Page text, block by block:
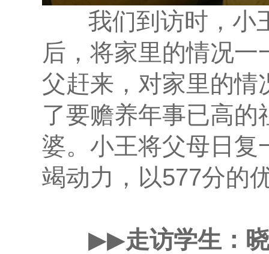
我们到访时，小王
后，将家里的情况
父赶来，对家里的情
了要赡养年事已高
婆。小王将父母日复
竭动力，以577分的
▶▶走访学生：